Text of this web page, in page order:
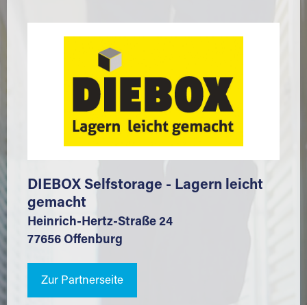
DIEBOX Selfstorage - Lagern leicht
gemacht
Heinrich-Hertz-Straße 24
77656 Offenburg
Zur Partnerseite